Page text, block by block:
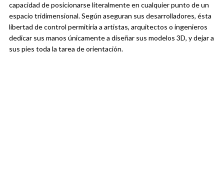
capacidad de posicionarse literalmente en cualquier punto de un
espacio tridimensional. Según aseguran sus desarrolladores, ésta
libertad de control permitiría a artistas, arquitectos o ingenieros
dedicar sus manos únicamente a diseñar sus modelos 3D, y dejar a
sus pies toda la tarea de orientación.